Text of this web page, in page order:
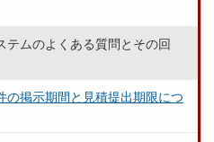
テムのよくある質問とその回
の掲示期間と見積提出期限につ